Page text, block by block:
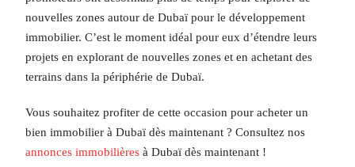
nouvelles zones autour de Dubaï pour le développement
immobilier. C’est le moment idéal pour eux d’étendre leurs
projets en explorant de nouvelles zones et en achetant des
terrains dans la périphérie de Dubaï.
Vous souhaitez profiter de cette occasion pour acheter un
bien immobilier à Dubaï dès maintenant ? Consultez nos
annonces immobilières à Dubaï dès maintenant !